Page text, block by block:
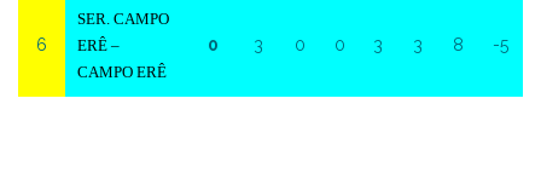
6
SER. CAMPO
ERÊ –
CAMPO ERÊ
0 3 0 0 3 3 8 -5